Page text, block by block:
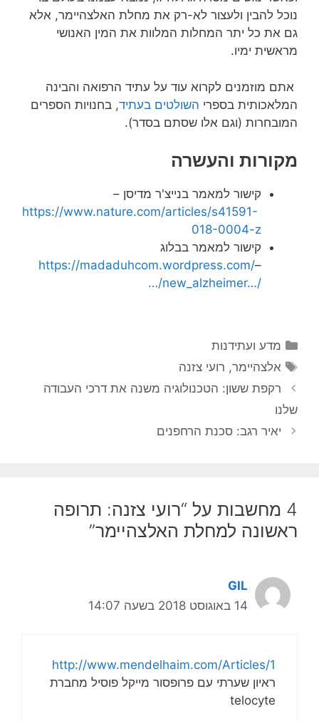
נוכל להבין ולעצור לא-רק את מחלת האלצהיימר, אלא
גם את כל יתר המחלות המלוות את המין האנושי
מראשית ימיו.
אתם מוזמנים לקרוא עוד על עתיד הרפואה והבינה
המלאכותית בספרי השולטים בעתיד, בחנויות הספרים
המובחרות (וגם אלו שסתם בסדר).
מקורות והעשרה
קישור למאמר בנייצ'ר מדיסן –
https://www.nature.com/articles/s41591-
018-0004-z
קישור למאמר בבלוג
–
https://madaduhcom.wordpress.com/
…/new_alzheimer…/
קטגוריות
מדע ועתידנות
תגיות
אלצהיימר, רועי צזנה
רקפת ששון: הטכנולוגיה משנה את דרכי העבודה
שלנו
יאיר רגב: סכנת הרחפנים
4 מחשבות על “רועי צזנה: תרופה
ראשונה למחלת האלצהיימר”
GIL
14 באוגוסט 2018 בשעה 14:07
http://www.mendelhaim.com/Articles/1
ראיון שערתי עם פרופסור מייקל פוסיל מחברת
telocyte